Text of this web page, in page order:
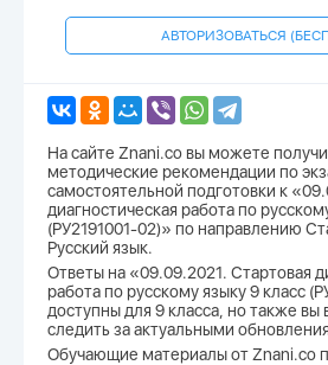
АВТОРИЗОВАТЬСЯ
На сайте Znani.co вы можете
методические рекомендации по
самостоятельной подготовки к
диагностическая работа по
(РУ2191001-02)» по направлению
Русский язык.
Ответы на «09.09.2021. Стартовая
работа по русскому языку 9 класс
доступны для 9 класса, но также вы
следить за актуальными
Обучающие материалы от Znani.co